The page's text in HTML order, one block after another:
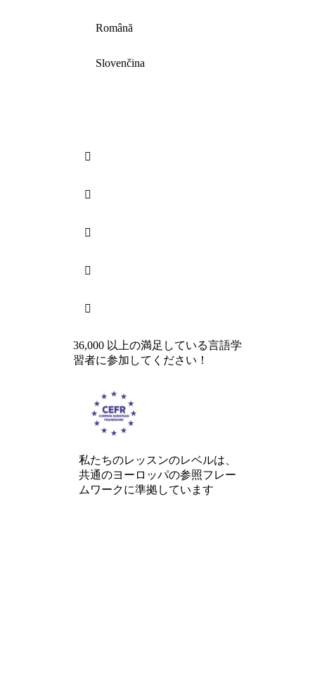
Română
Slovenčina





36,000 以上の満足している言語学
習者に参加してください！
私たちのレッスンのレベルは、
共通のヨーロッパの参照フレー
ムワークに準拠しています